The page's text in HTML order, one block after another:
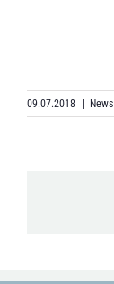
09.07.2018 News